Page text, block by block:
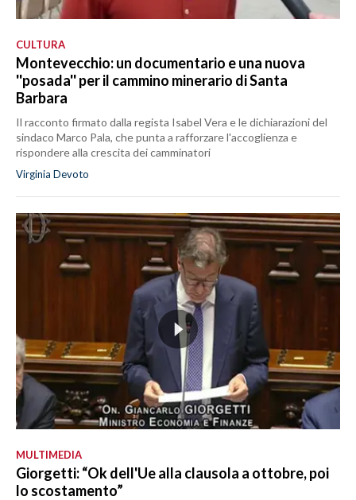
CULTURA
Montevecchio: un documentario e una nuova
''posada'' per il cammino minerario di Santa
Barbara
Il racconto firmato dalla regista Isabel Vera e le dichiarazioni del
sindaco Marco Pala, che punta a rafforzare l'accoglienza e
rispondere alla crescita dei camminatori
Virginia Devoto
MULTIMEDIA
Giorgetti: “Ok dell'Ue alla clausola a ottobre, poi
lo scostamento”